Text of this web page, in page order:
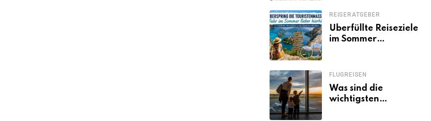
REISERATGEBER
Überfüllte Reiseziele
im Sommer
zu Mallorca,
Santorini, Gardasee
& Co.
FLUGREISEN
Was sind die
wichtigsten